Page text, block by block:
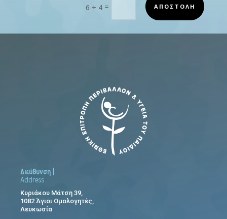
6 + 4 = ΑΠΟΣΤΟΛΗ
Διεύθυνση |
Address
Κυριάκου Μάτση 39,
1082 Άγιοι Ομολογητές,
Λευκωσία